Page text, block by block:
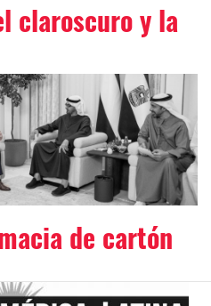
claroscuro y la
de cartón